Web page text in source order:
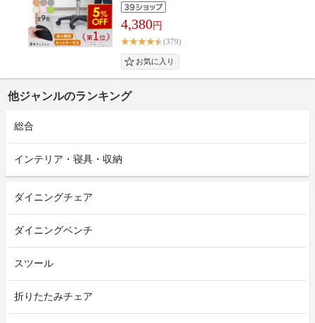
4,380円
(379)
他ジャンルのランキング
総合
インテリア・寝具・収納
ダイニングチェア
ダイニングベンチ
スツール
折りたたみチェア